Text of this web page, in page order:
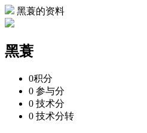
黑蓑的资料
黑蓑
0积分
0 参与分
0 技术分
0 技术分转